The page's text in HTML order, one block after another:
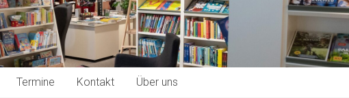
Termine Kontakt Über uns